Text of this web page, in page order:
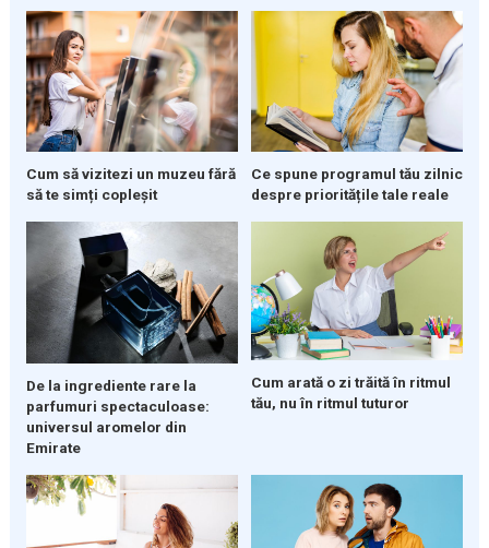
Cum să vizitezi un muzeu fără
să te simți copleșit
Ce spune programul tău zilnic
despre prioritățile tale reale
De la ingrediente rare la
parfumuri spectaculoase:
universul aromelor din
Emirate
Cum arată o zi trăită în ritmul
tău, nu în ritmul tuturor